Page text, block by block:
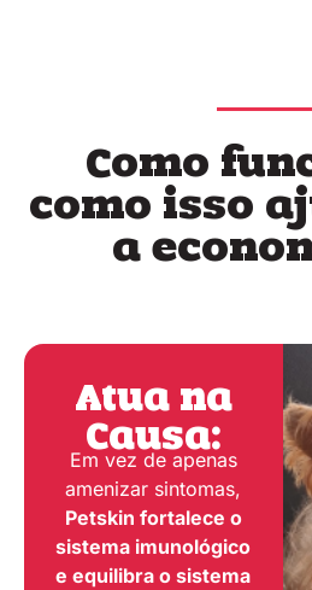
Como
como isso
a
Atua na
Causa:
Em vez de apenas
amenizar sintomas,
Petskin fortalece o
sistema imunológico
e equilibra o sistema